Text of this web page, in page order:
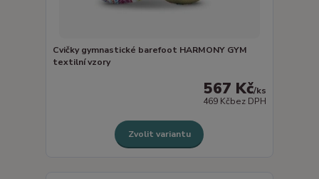
Cvičky gymnastické barefoot HARMONY GYM
textilní vzory
567 Kč/ks
469 Kčbez DPH
Zvolit variantu